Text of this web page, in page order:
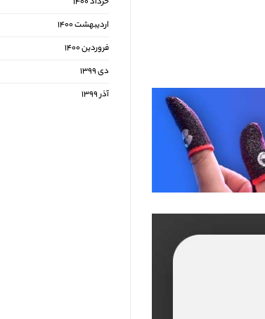
اردیبهشت ۱۴۰۰
فروردین ۱۴۰۰
دی ۱۳۹۹
آذر ۱۳۹۹